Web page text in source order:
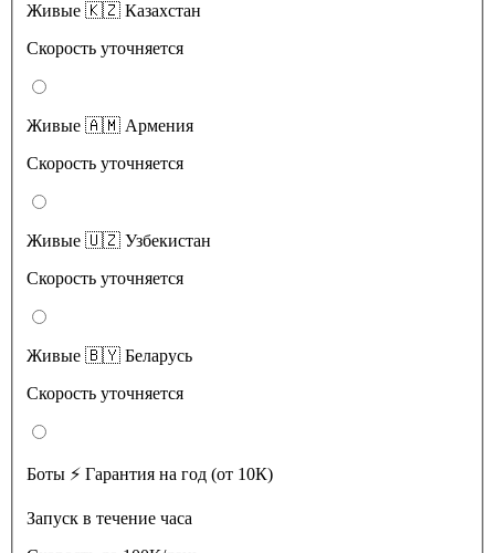
Живые 🇰🇿 Казахстан
Скорость уточняется
Живые 🇦🇲 Армения
Скорость уточняется
Живые 🇺🇿 Узбекистан
Скорость уточняется
Живые 🇧🇾 Беларусь
Скорость уточняется
Боты ⚡️ Гарантия на год (от 10К)
Запуск в течение часа